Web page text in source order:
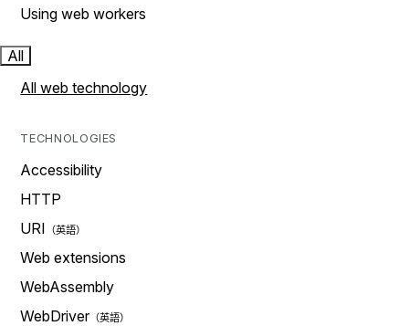
Using web workers
All
All web technology
TECHNOLOGIES
Accessibility
HTTP
URI
Web extensions
WebAssembly
WebDriver